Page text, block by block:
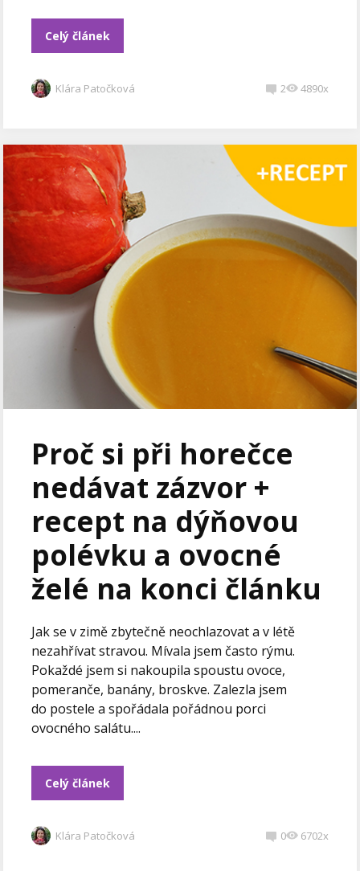
Celý článek
Klára Patočková 2 4890x
Proč si při horečce
nedávat zázvor +
recept na dýňovou
polévku a ovocné
želé na konci článku
Jak se v zimě zbytečně neochlazovat a v létě
nezahřívat stravou. Mívala jsem často rýmu.
Pokaždé jsem si nakoupila spoustu ovoce,
pomeranče, banány, broskve. Zalezla jsem
do postele a spořádala pořádnou porci
ovocného salátu....
Celý článek
Klára Patočková 0 6702x